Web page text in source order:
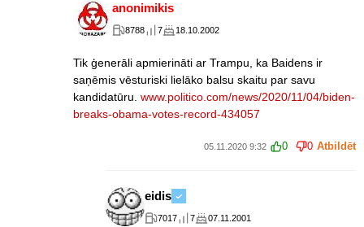
anonimikis
8788 7 18.10.2002
Tik ģenerāli apmierināti ar Trampu, ka Baidens ir
saņēmis vēsturiski lielāko balsu skaitu par savu
kandidatūru. www.politico.com/news/2020/11/04/biden-
breaks-obama-votes-record-434057
05.11.2020 9:32 0 0 Atbildēt
eidis
7017 7 07.11.2001